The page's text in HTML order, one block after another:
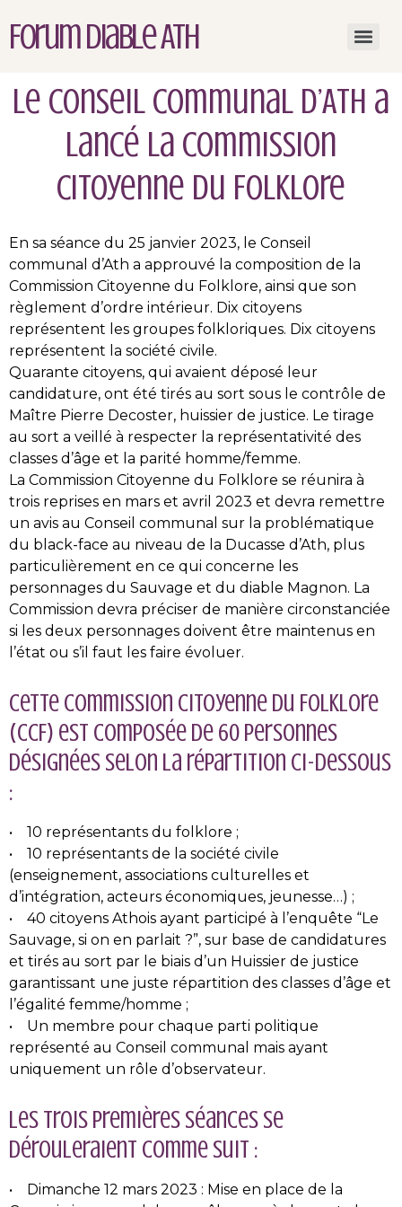
Forum Diable Ath
Le Conseil communal d’Ath a
lancé la Commission
Citoyenne du Folklore
En sa séance du 25 janvier 2023, le Conseil
communal d’Ath a approuvé la composition de la
Commission Citoyenne du Folklore, ainsi que son
règlement d’ordre intérieur. Dix citoyens
représentent les groupes folkloriques. Dix citoyens
représentent la société civile.
Quarante citoyens, qui avaient déposé leur
candidature, ont été tirés au sort sous le contrôle de
Maître Pierre Decoster, huissier de justice. Le tirage
au sort a veillé à respecter la représentativité des
classes d’âge et la parité homme/femme.
La Commission Citoyenne du Folklore se réunira à
trois reprises en mars et avril 2023 et devra remettre
un avis au Conseil communal sur la problématique
du black-face au niveau de la Ducasse d’Ath, plus
particulièrement en ce qui concerne les
personnages du Sauvage et du diable Magnon. La
Commission devra préciser de manière circonstanciée
si les deux personnages doivent être maintenus en
l’état ou s’il faut les faire évoluer.
Cette Commission Citoyenne du Folklore
(CCF) est composée de 60 personnes
désignées selon la répartition ci-dessous
:
• 10 représentants du folklore ;
• 10 représentants de la société civile
(enseignement, associations culturelles et
d’intégration, acteurs économiques, jeunesse…) ;
• 40 citoyens Athois ayant participé à l’enquête “Le
Sauvage, si on en parlait ?”, sur base de candidatures
et tirés au sort par le biais d’un Huissier de justice
garantissant une juste répartition des classes d’âge et
l’égalité femme/homme ;
• Un membre pour chaque parti politique
représenté au Conseil communal mais ayant
uniquement un rôle d’observateur.
Les trois premières séances se
dérouleraient comme suit :
• Dimanche 12 mars 2023 : Mise en place de la